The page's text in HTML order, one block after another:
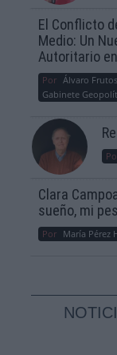
El Conflicto
Medio: Un
Autoritario
Por Álvaro
Gabinete
Clara
sueño, mi
Por María Pérez